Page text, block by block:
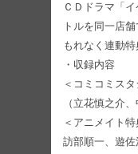
ＣＤドラマ「
トルを同一店
もれなく連動特
・収録内容
＜コミコミス
（立花慎之介、
＜アニメイト
訪部順一、遊佐